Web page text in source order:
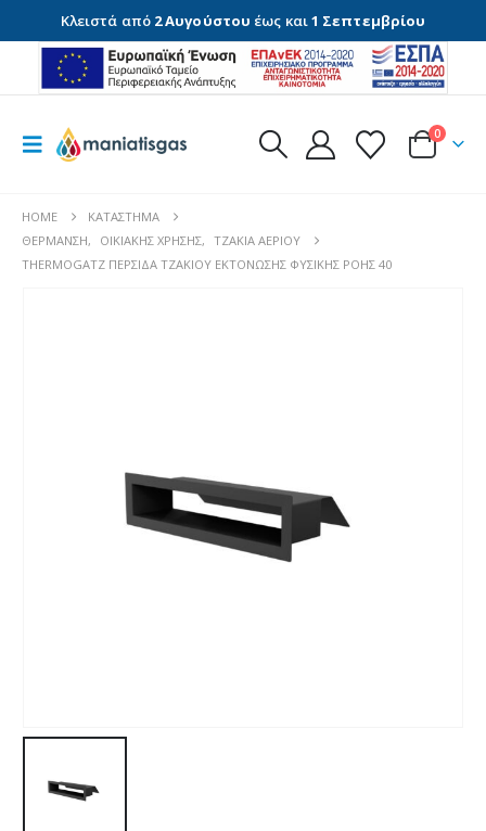
Κλειστά από 2 Αυγούστου έως και1 Σεπτεμβρίου
0
HOME
ΚΑΤΆΣΤΗΜΑ
ΘΈΡΜΑΝΣΗ, ΟΙΚΙΑΚΉΣ ΧΡΉΣΗΣ, ΤΖΆΚΙΑ ΑΕΡΊΟΥ
THERMOGATZ ΠΕΡΣΙΔΑ ΤΖΑΚΙΟΥ ΕΚΤΟΝΩΣΗΣ ΦΥΣΙΚΗΣ ΡΟΗΣ 40